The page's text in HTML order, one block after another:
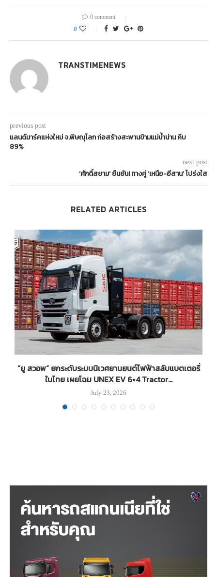
0 comment
0
TRANSTIMENEWS
previous post
แลนด์มาร์คแห่งใหม่ จ.พิษณุโลก ก่อสร้างสะพานข้ามแม่น้ำน่าน คืบ
89%
next post
‘ศักดิ์สยาม’ ยืนยัน! ทางคู่ ‘เหนือ-อีสาน’ โปร่งใส
RELATED ARTICLES
“ยู สวอพ” ยกระดับระบบนิเวศยานยนต์ไฟฟ้าสลับแบตเตอรี่
ในไทย เผยโฉม UNEX EV 6×4 Tractor...
July 23, 2026